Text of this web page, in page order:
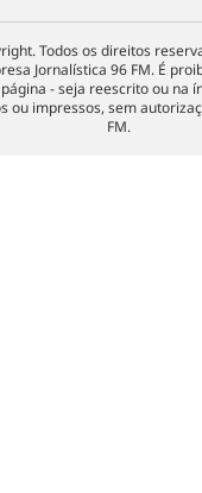
Todos os direitos
Jornalística 96 FM. É
- seja reescrito ou na
ou impressos, sem
FM.